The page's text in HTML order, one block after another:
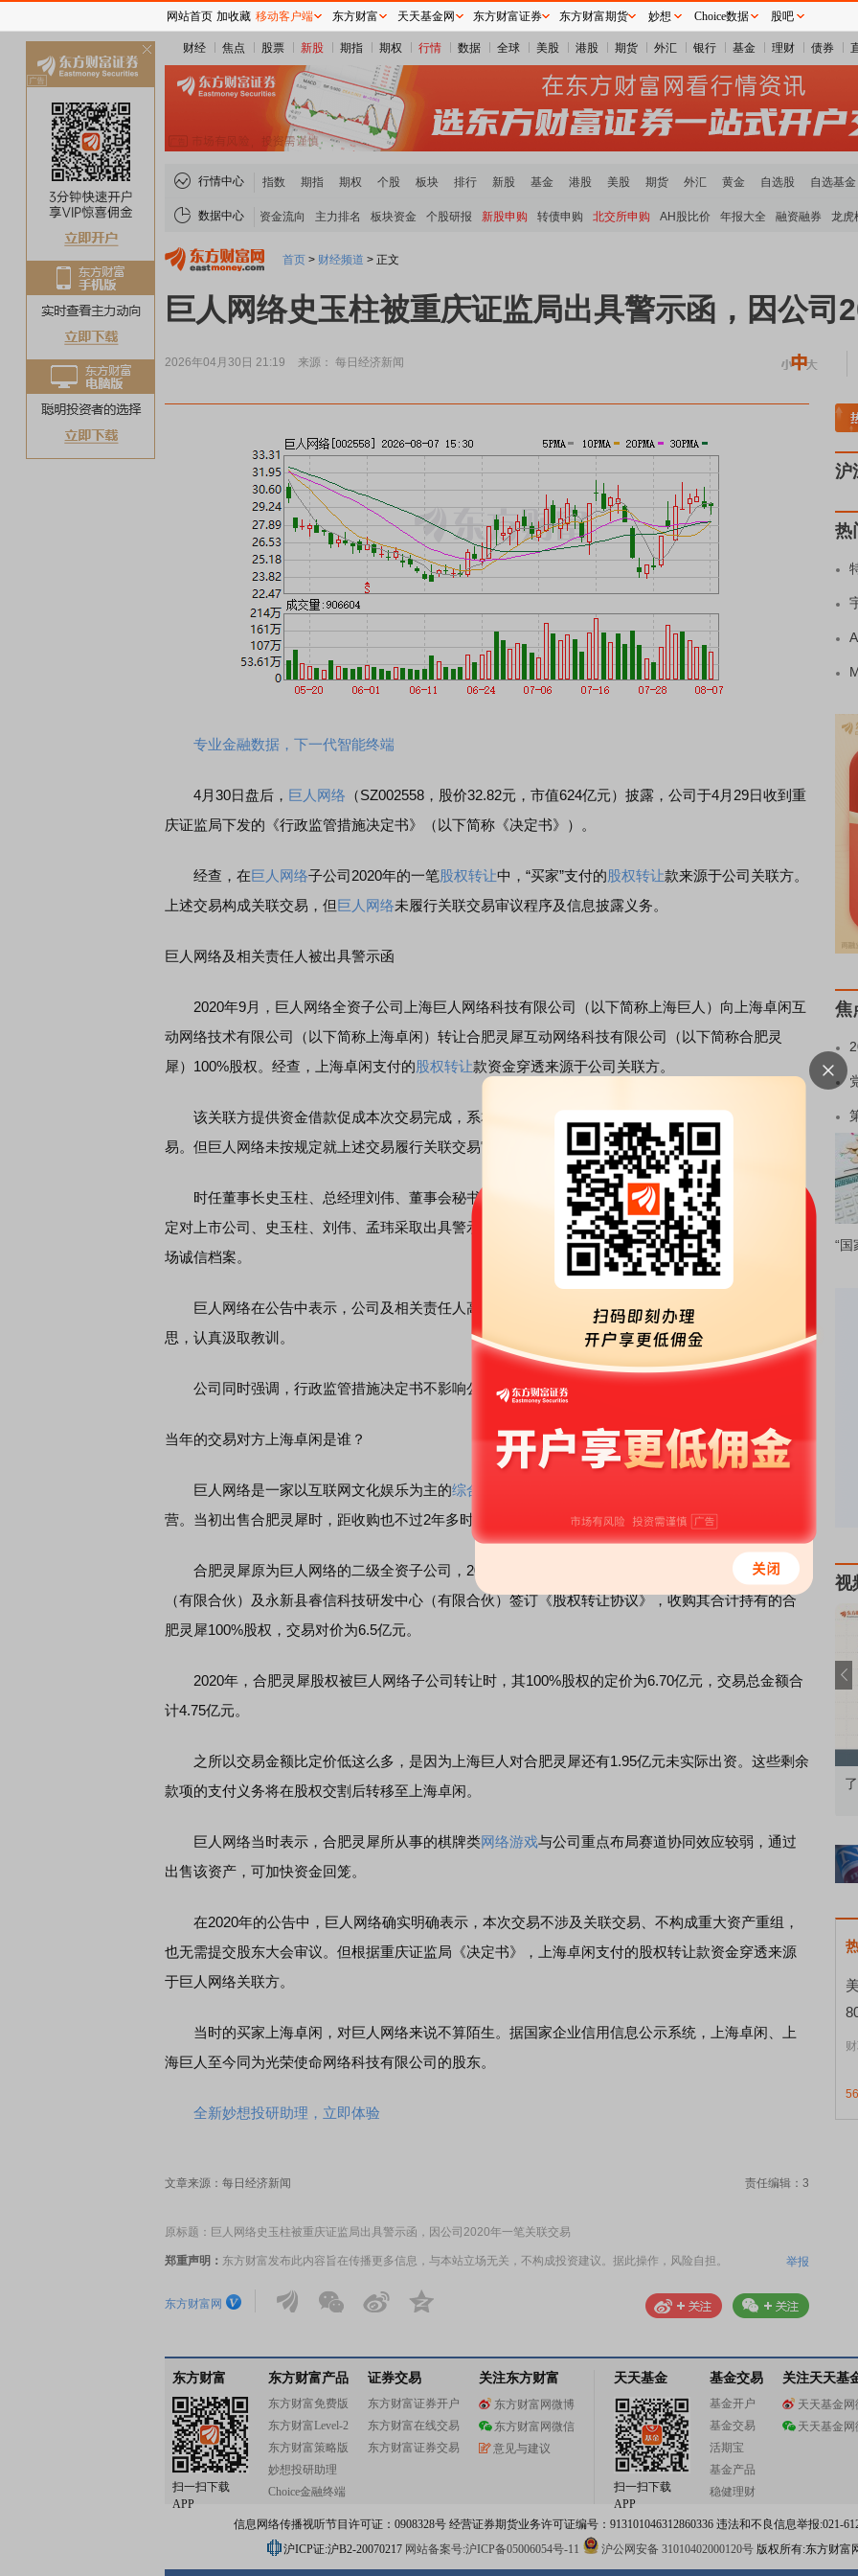
财经 焦点 股票 新股 期指 期权 行情 数据 全球 美股 港股 期货 外汇 银行 基金 理财 债券
行情中心 指数 期指 期权 个股 板块 排行 新股 基金 港股 美股 期货 外汇 黄金 自选股 自选基金
数据中心 资金流向 主力排名 板块资金 个股研报 新股申购 转债申购 北交所申购 AH股比价 年报大全 融资融券 龙虎
首页 > 财经频道 > 正文
巨人网络史玉柱被重庆证监局出具警示函，因公司
2026年04月30日 21:19 来源： 每日经济新闻
专业金融数据，下一代智能终端
4月30日盘后， 巨人网络 （SZ002558，股价32.82元，市值624亿元）披露，公司于4月29日收到重
庆证监局下发的《行政监管措施决定书》（以下简称《决定书》）。
经查，在巨人网络子公司2020年的一笔股权转让中，“买家”支付的股权转让款来源于公司关联方。
上述交易构成关联交易，但巨人网络未履行关联交易审议程序及信息披露义务。
巨人网络及相关责任人被出具警示函
2020年9月，巨人网络全资子公司上海巨人网络科技有限公司（以下简称上海巨人）向上海卓闲互
动网络技术有限公司（以下简称上海卓闲）转让合肥灵犀互动网络科技有限公司（以下简称合肥灵
犀）100%股权。经查，上海卓闲支付的股权转让款资金穿透来源于公司关联方。
该关联方提供资金借款促成本次交易完成，系本次交易的共同参与方，因此上述交易构成关联交
易。但巨人网络未按规定就上述交易履行关联交易审议程序及信息披露义务。
时任董事长史玉柱、总经理刘伟、董事会秘书孟玮是上述违规行为的主要责任人。重庆证监局决
定对上市公司、史玉柱、刘伟、孟玮采取出具警示函的行政监管措施，并将相关情况记入证券
场诚信档案。
巨人网络在公告中表示，公司及相关责任人高度重视《决定书》中涉及的相关事项，将深刻反
思，认真汲取教训。
公司同时强调，行政监管措施决定书不影响公司正常生产经营和管理活动。
当年的交易对方上海卓闲是谁？
巨人网络是一家以互联网文化娱乐为主的综合
营。当初出售合肥灵犀时，距收购也不过2年多时间。
合肥灵犀原为巨人网络的二级全资子公司，2018年3月27日，上市公司与永新县智享科技研发中心
（有限合伙）及永新县睿信科技研发中心（有限合伙）签订《股权转让协议》，收购其合计持有的合
肥灵犀100%股权，交易对价为6.5亿元。
2020年，合肥灵犀股权被巨人网络子公司转让时，其100%股权的定价为6.70亿元，交易总金额合
计4.75亿元。
之所以交易金额比定价低这么多，是因为上海巨人对合肥灵犀还有1.95亿元未实际出资。这些剩余
款项的支付义务将在股权交割后转移至上海卓闲。
巨人网络当时表示，合肥灵犀所从事的棋牌类网络游戏与公司重点布局赛道协同效应较弱，通过
出售该资产，可加快资金回笼。
在2020年的公告中，巨人网络确实明确表示，本次交易不涉及关联交易、不构成重大资产重组，
也无需提交股东大会审议。但根据重庆证监局《决定书》，上海卓闲支付的股权转让款资金穿透来源
于巨人网络关联方。
当时的买家上海卓闲，对巨人网络来说不算陌生。据国家企业信用信息公示系统，上海卓闲、上
海巨人至今同为光荣使命网络科技有限公司的股东。
全新妙想投研助理，立即体验
文章来源：每日经济新闻 责任编辑：3
原标题：巨人网络史玉柱被重庆证监局出具警示函，因公司2020年一笔关联交易
郑重声明： 东方财富发布此内容旨在传播更多信息，与本站立场无关，不构成投资建议。据此操作，风险自担。 举报
东方财富网
A股估值分析全览
沪
热
焦
“国
视
K90 至尊版 新品发布会
首席连线｜东方财富证券陈果：A股再平衡的
风，将吹向何处
东方财富
扫一扫下载
APP
东方财富产品
东方财富免费版
东方财富Level-2
东方财富策略版
妙想投研助理
Choice金融终端
证券交易
东方财富证券开户
东方财富在线交易
东方财富证券交易
关注东方财富
东方财富网微博
东方财富网微信
意见与建议
天天基金
扫一扫下载
APP
基金交易
基金开户
基金交易
活期宝
基金产品
稳健理财
关注天天基
天天基金网
天天基金网
信息网络传播视听节目许可证：0908328号 经营证券期货业务许可证编号：913101046312860336 违法和不良信息举报:021-
沪ICP证:沪B2-20070217 网站备案号:沪ICP备05006054号-11 沪公网安备 31010402000120号版权所有:东方财富
网站首页 加收藏 移动客户端 东方财富 天天基金网 东方财富证券 东方财富期货 妙想 Choice数据 股吧
关